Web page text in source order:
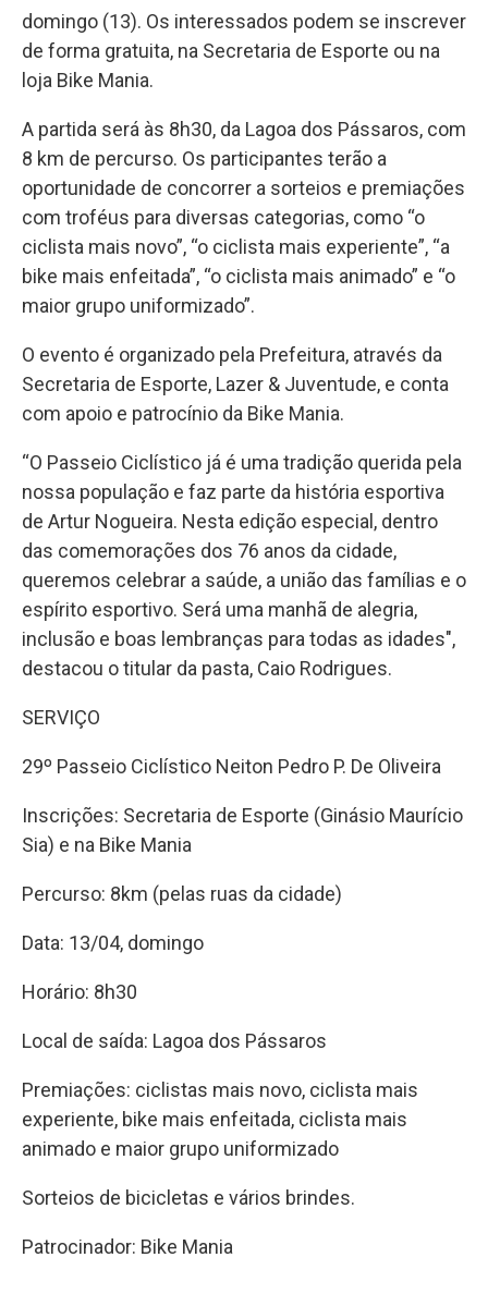
domingo (13). Os interessados podem se inscrever
de forma gratuita, na Secretaria de Esporte ou na
loja Bike Mania.
A partida será às 8h30, da Lagoa dos Pássaros, com
8 km de percurso. Os participantes terão a
oportunidade de concorrer a sorteios e premiações
com troféus para diversas categorias, como “o
ciclista mais novo”, “o ciclista mais experiente”, “a
bike mais enfeitada”, “o ciclista mais animado” e “o
maior grupo uniformizado”.
O evento é organizado pela Prefeitura, através da
Secretaria de Esporte, Lazer & Juventude, e conta
com apoio e patrocínio da Bike Mania.
“O Passeio Ciclístico já é uma tradição querida pela
nossa população e faz parte da história esportiva
de Artur Nogueira. Nesta edição especial, dentro
das comemorações dos 76 anos da cidade,
queremos celebrar a saúde, a união das famílias e o
espírito esportivo. Será uma manhã de alegria,
inclusão e boas lembranças para todas as idades",
destacou o titular da pasta, Caio Rodrigues.
SERVIÇO
29º Passeio Ciclístico Neiton Pedro P. De Oliveira
Inscrições: Secretaria de Esporte (Ginásio Maurício
Sia) e na Bike Mania
Percurso: 8km (pelas ruas da cidade)
Data: 13/04, domingo
Horário: 8h30
Local de saída: Lagoa dos Pássaros
Premiações: ciclistas mais novo, ciclista mais
experiente, bike mais enfeitada, ciclista mais
animado e maior grupo uniformizado
Sorteios de bicicletas e vários brindes.
Patrocinador: Bike Mania